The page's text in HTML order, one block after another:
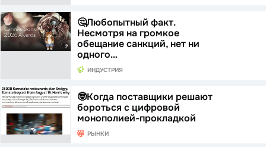
🤔Любопытный факт.
Несмотря на громкое
обещание санкций, нет ни
одного…
ИНДУСТРИЯ
🤓Когда поставщики решают
бороться с цифровой
монополией-прокладкой
РЫНКИ